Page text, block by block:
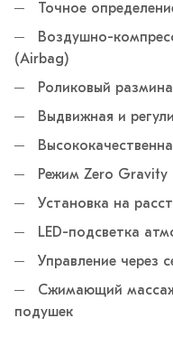
Точное
Воздушно-
(Airbag)
Роликовый
Выдвижная и
Режим Zero Gravity
Установка на
LED-подсветка
Управление через
Сжимающий
подушек